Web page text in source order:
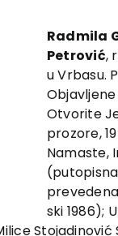
Radmila
Petrović,
u Vrbasu.
Objavljene
Otvorite
prozore,
Namaste,
ski 1986);
Stojadinović